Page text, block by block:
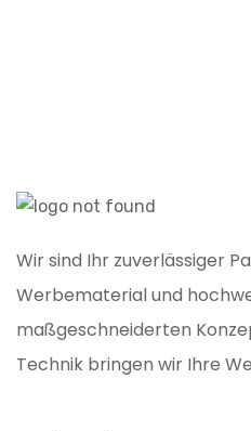
Wir sind Ihr zuverlässiger
Werbematerial und
maßgeschneiderten
Technik bringen wir Ihre